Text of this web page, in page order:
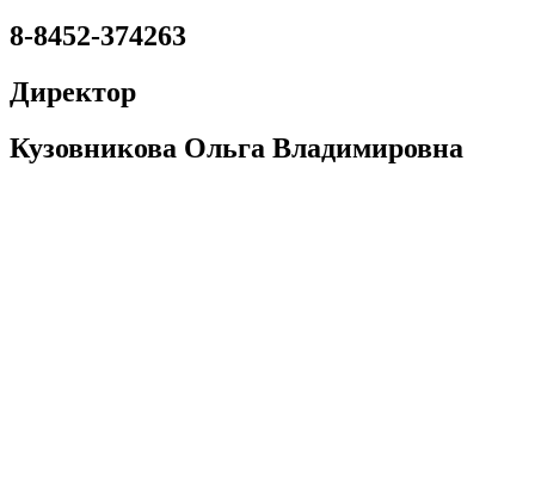
8-8452-374263
Директор
Кузовникова Ольга Владимировна